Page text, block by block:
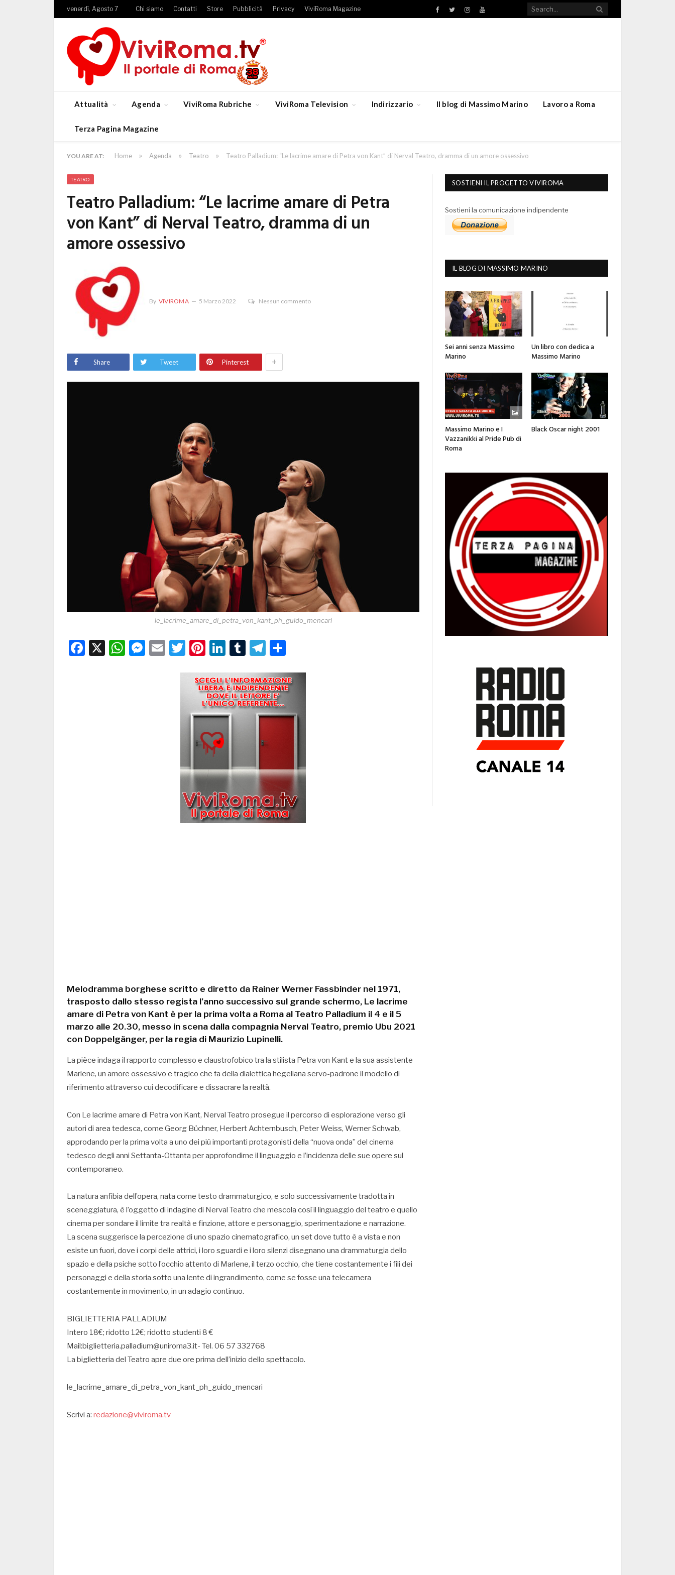
venerdì, Agosto 7 Chi siamo Contatti Store Pubblicità Privacy ViviRoma Magazine Facebook
TwitterInstagramYouTube
Attualità Agenda ViviRoma Rubriche ViviRoma Television Indirizzario Il blog di Massimo Marino Lavoro a Roma
Terza Pagina Magazine
YOU ARE AT: Home » Agenda » Teatro » Teatro Palladium: “Le lacrime amare di Petra von Kant” di Nerval Teatro, dramma di un amore ossessivo
TEATRO
Teatro Palladium: “Le lacrime amare di Petra
von Kant” di Nerval Teatro, dramma di un
amore ossessivo
By VIVIROMA 5 Marzo 2022 Nessun commento
Share Tweet Pinterest +
le_lacrime_amare_di_petra_von_kant_ph_guido_mencari
Facebook
X WhatsApp
Messenger
EmailTwitter
Pinterest
LinkedIn
TumblrTelegram
Melodramma borghese scritto e diretto da Rainer Werner Fassbinder nel 1971,
trasposto dallo stesso regista l’anno successivo sul grande schermo, Le lacrime
amare di Petra von Kant è per la prima volta a Roma al Teatro Palladium il 4 e il 5
marzo alle 20.30, messo in scena dalla compagnia Nerval Teatro, premio Ubu 2021
con Doppelgänger, per la regia di Maurizio Lupinelli.
La pièce indaga il rapporto complesso e claustrofobico tra la stilista Petra von Kant e la sua assistente
Marlene, un amore ossessivo e tragico che fa della dialettica hegeliana servo-padrone il modello di
riferimento attraverso cui decodificare e dissacrare la realtà.
Con Le lacrime amare di Petra von Kant, Nerval Teatro prosegue il percorso di esplorazione verso gli
autori di area tedesca, come Georg Büchner, Herbert Achternbusch, Peter Weiss, Werner Schwab,
approdando per la prima volta a uno dei più importanti protagonisti della “nuova onda” del cinema
tedesco degli anni Settanta-Ottanta per approfondirne il linguaggio e l’incidenza delle sue opere sul
contemporaneo.
La natura anfibia dell’opera, nata come testo drammaturgico, e solo successivamente tradotta in
sceneggiatura, è l’oggetto di indagine di Nerval Teatro che mescola così il linguaggio del teatro e quello
cinema per sondare il limite tra realtà e finzione, attore e personaggio, sperimentazione e narrazione.
La scena suggerisce la percezione di uno spazio cinematografico, un set dove tutto è a vista e non
esiste un fuori, dove i corpi delle attrici, i loro sguardi e i loro silenzi disegnano una drammaturgia dello
spazio e della psiche sotto l’occhio attento di Marlene, il terzo occhio, che tiene costantemente i fili dei
personaggi e della storia sotto una lente di ingrandimento, come se fosse una telecamera
costantemente in movimento, in un adagio continuo.
BIGLIETTERIA PALLADIUM
Intero 18€; ridotto 12€; ridotto studenti 8 €
Mail:biglietteria.palladium@uniroma3.it- Tel. 06 57 332768
La biglietteria del Teatro apre due ore prima dell’inizio dello spettacolo.
le_lacrime_amare_di_petra_von_kant_ph_guido_mencari
Scrivi a: redazione@viviroma.tv
SOSTIENI IL PROGETTO VIVIROMA
Sostieni la comunicazione indipendente
IL BLOG DI MASSIMO MARINO
Sei anni senza Massimo
Marino
Un libro con dedica a
Massimo Marino
Massimo Marino e I
Vazzanikki al Pride Pub di
Roma
Black Oscar night 2001